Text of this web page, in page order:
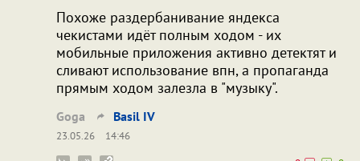
Похоже раздербанивание яндекса
чекистами идёт полным ходом - их
мобильные приложения активно детектят и
сливают использование впн, а пропаганда
прямым ходом залезла в "музыку".
Goga Bаsil IV
23.05.26
14:46